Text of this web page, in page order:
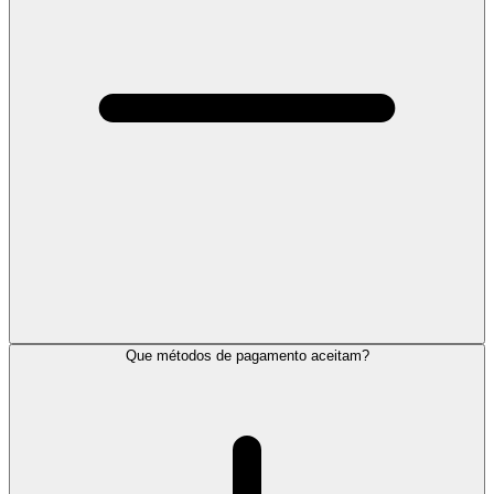
Que métodos de pagamento aceitam?